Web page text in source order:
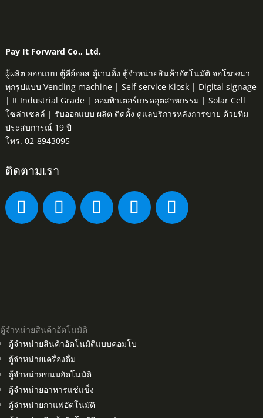
Pay It Forward Co., Ltd.
ผู้ผลิต ออกแบบ ตู้คีย์ออส ตู้เวนดิ้ง ตู้จำหน่ายสินค้าอัตโนมัติ จอโฆษณา
ทุกรูปแบบ Vending machine | Self service Kiosk | Digital signage
| It Industrial Grade | คอมพิวเตอร์เกรดอุตสาหกรรม | Solar Cell
โซล่าเซลล์ | รับออกแบบ ผลิต ติดตั้ง ดูแลบริการหลังการขาย ด้วยทีม
ประสบการณ์ 19 ปี
โทร. 02-8943095
ติดตามเรา
ตู้จำหน่ายสินค้าอัตโนมัติ
ตู้จำหน่ายสินค้าอัตโนมัติแบบคอมโบ
ตู้จำหน่ายเครื่องดื่ม
ตู้จำหน่ายขนมอัตโนมัติ
ตู้จำหน่ายอาหารแช่แข็ง
ตู้จำหน่ายกาแฟอัตโนมัติ